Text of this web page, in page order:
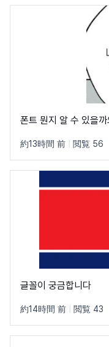
폰트 뭔지 알 수 있을까
約13時間 前 閲覧 56
글꼴이 궁금합니다
約14時間 前 閲覧 43